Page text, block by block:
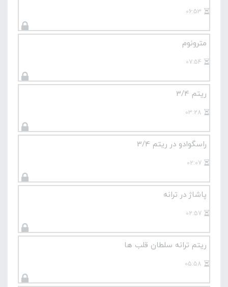
06:53
مترونوم
07:54
ریتم 3/4
03:28
راسگوادو در ریتم 3/4
02:07
پاشاژ در ترانه
02:57
ریتم ترانه سلطان قلب ها
05:58